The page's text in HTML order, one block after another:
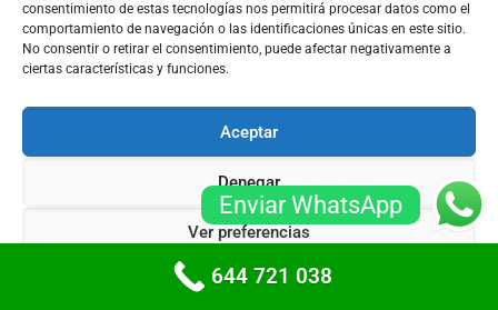
consentimiento de estas tecnologías nos permitirá procesar datos como el
comportamiento de navegación o las identificaciones únicas en este sitio.
No consentir o retirar el consentimiento, puede afectar negativamente a
ciertas características y funciones.
Aceptar
Denegar
Ver preferencias
Política de cookiesPolíticas de privacidad
Obertura De Portes
Enviar WhatsApp
644 721 038